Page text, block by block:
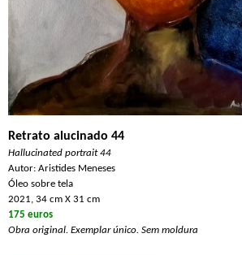
Retrato alucinado 44
Hallucinated portrait 44
Autor: Aristides Meneses
Óleo sobre tela
2021, 34 cm X 31 cm
175 euros
Obra original. Exemplar único. Sem moldura